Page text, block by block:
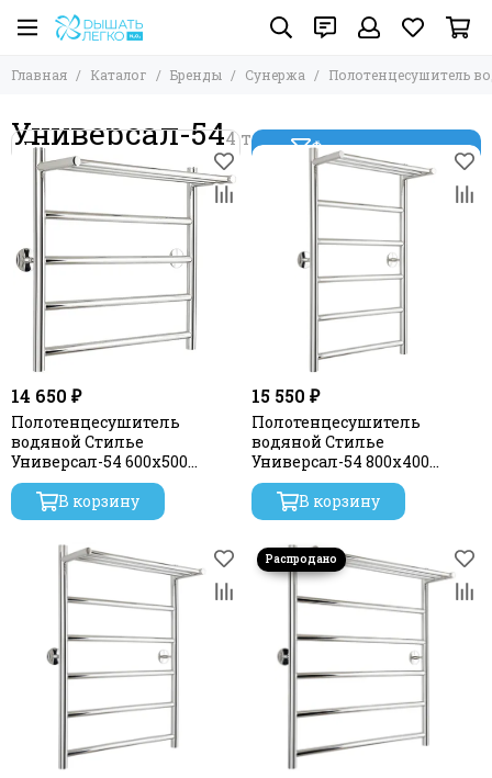
Главная Каталог Бренды Сунержа Полотенцесушитель
Универсал-54 Фильтр товаров
14 650 ₽
Полотенцесушитель
водяной Стилье
Универсал-54 600х500
(Полка + 4) П 21
В корзину
15 550 ₽
Полотенцесушитель
водяной Стилье
Универсал-54 800х400
(Полка + 5) П 21
В корзину